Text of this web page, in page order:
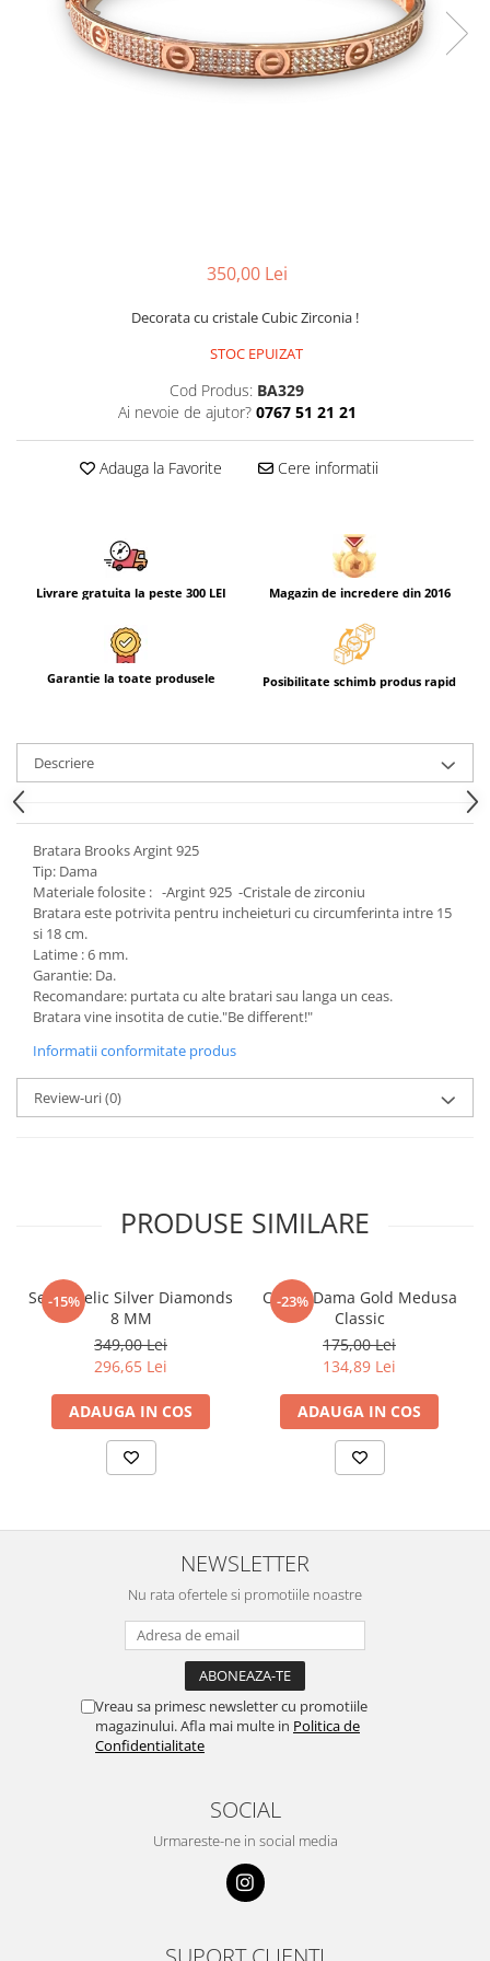
CEASURI DAMA
350,00 Lei
Decorata cu cristale Cubic Zirconia !
STOC EPUIZAT
Cod Produs: BA329
Ai nevoie de ajutor? 0767 51 21 21
Adauga la Favorite Cere informatii
Livrare gratuita la peste 300 LEI Magazin de incredere din 2016
Garantie la toate produsele Posibilitate schimb produs rapid
Descriere
Bratara Brooks Argint 925
Tip: Dama
Materiale folosite : -Argint 925 -Cristale de zirconiu
Bratara este potrivita pentru incheieturi cu circumferinta intre 15
si 18 cm.
Latime : 6 mm.
Garantie: Da.
Recomandare: purtata cu alte bratari sau langa un ceas.
Bratara vine insotita de cutie."Be different!"
Informatii conformitate produs
Review-uri(0)
PRODUSE SIMILARE
-15%
Set Angelic Silver Diamonds
8 MM
349,00 Lei
296,65 Lei
ADAUGA IN COS
-23%
Cercei Dama Gold Medusa
Classic
175,00 Lei
134,89 Lei
ADAUGA IN COS
NEWSLETTER
Nu rata ofertele si promotiile noastre
Vreau sa primesc newsletter cu promotiile
magazinului. Afla mai multe in Politica de
Confidentialitate
SOCIAL
Urmareste-ne in social media